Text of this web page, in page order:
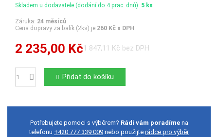
Skladem u dodavatele (dodání do 4 prac. dnů): 5 ks
Záruka: 24 měsíců
Cena dopravy za balík (2ks) je 260 Kč s DPH
2 235,00 Kč1 847,11 Kč bez DPH
Počet Přidat do košíku
Potřebujete pomoci s výběrem? Rádi vám poradímena
telefonu +420 777 339 009 nebo použijte rádce pro výběr